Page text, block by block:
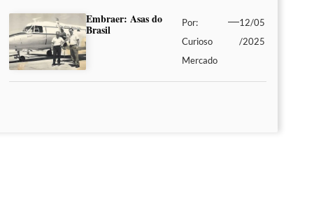
Embraer: Asas do
Brasil
Por:
Curioso
Mercado
12/05
/2025